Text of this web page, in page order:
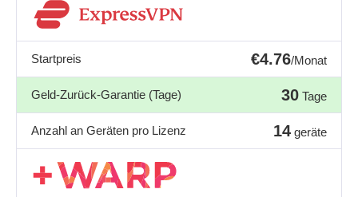
Startpreis €4.76/Monat
Geld-Zurück-Garantie (Tage) 30 Tage
Anzahl an Geräten pro Lizenz 14 geräte